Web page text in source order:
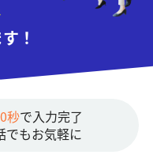
！
秒で入力完了
でもお気軽に